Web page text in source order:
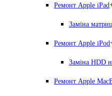
Ремонт Apple iPad
Заміна
Ремонт Apple iPod
Заміна HDD
Ремонт Apple